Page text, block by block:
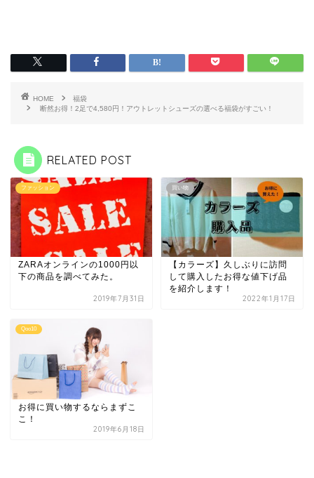
HOME
福袋
断然お得！2足で4,580円！アウトレットシューズの選べる福袋がすごい！
RELATED POST
ファッション
ZARAオンラインの1000円以
下の商品を調べてみた。
2019年7月31日
買い物
【カラーズ】久しぶりに訪問
して購入したお得な値下げ品
を紹介します！
2022年1月17日
Qoo10
お得に買い物するならまずこ
こ！
2019年6月18日